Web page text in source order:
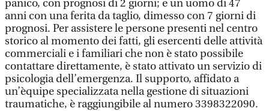
panico, con prognosi di 2 giorni; e un uomo di 47
anni con una ferita da taglio, dimesso con 7 giorni di
prognosi. Per assistere le persone presenti nel centro
storico al momento dei fatti, gli esercenti delle attività
commerciali e i familiari che non è stato possibile
contattare direttamente, è stato attivato un servizio di
psicologia dell’emergenza. Il supporto, affidato a
un’èquipe specializzata nella gestione di situazioni
traumatiche, è raggiungibile al numero 3398322090.